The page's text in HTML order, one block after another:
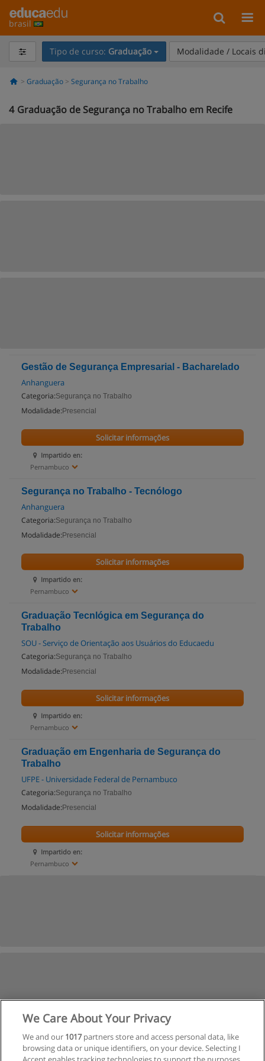
brasil
Tipo de curso: Graduação Modalidade / Locais
Graduação Segurança no Trabalho
4 Graduação de Segurança no Trabalho em Recife
Gestão de Segurança Empresarial - Bacharelado
Anhanguera
Categoria:Segurança no Trabalho
Modalidade: Presencial
Impartido en:
Pernambuco
Solicitar informações
Segurança no Trabalho - Tecnólogo
Anhanguera
Categoria:Segurança no Trabalho
Modalidade: Presencial
Impartido en:
Pernambuco
Solicitar informações
Graduação Tecnlógica em Segurança do
Trabalho
SOU - Serviço de Orientação aos Usuários do Educaedu
Categoria:Segurança no Trabalho
Modalidade: Presencial
Impartido en:
Pernambuco
Solicitar informações
Graduação em Engenharia de Segurança do
Trabalho
UFPE - Universidade Federal de Pernambuco
Categoria:Segurança no Trabalho
Modalidade: Presencial
Impartido en:
Pernambuco
Solicitar informações
We Care About Your Privacy
We and our 1017partners store and access personal data, like
browsing data or unique identifiers, on your device. Selecting I